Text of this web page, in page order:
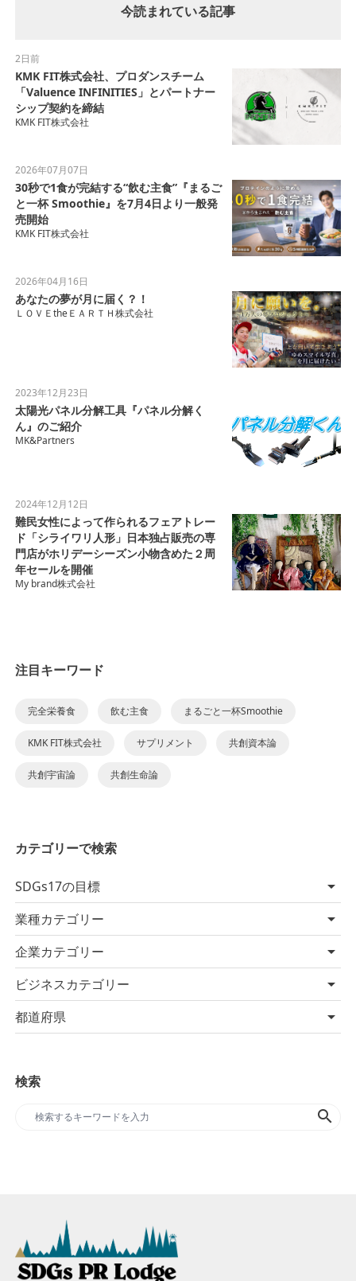
今読まれている記事
2日前
KMK FIT株式会社、プロダンスチーム
「Valuence INFINITIES」とパートナー
シップ契約を締結
KMK FIT株式会社
2026年07月07日
30秒で1食が完結する“飲む主食”『まるご
と一杯 Smoothie』を7月4日より一般発
売開始
KMK FIT株式会社
2026年04月16日
あなたの夢が月に届く？！
ＬＯＶＥtheＥＡＲＴＨ株式会社
2023年12月23日
太陽光パネル分解工具『パネル分解く
ん』のご紹介
MK&Partners
2024年12月12日
難民女性によって作られるフェアトレー
ド「シライワリ人形」日本独占販売の専
門店がホリデーシーズン小物含めた２周
年セールを開催
My brand株式会社
注目キーワード
完全栄養食 飲む主食 まるごと一杯Smoothie
KMK FIT株式会社 サプリメント 共創資本論
共創宇宙論 共創生命論
カテゴリーで検索
SDGs17の目標
業種カテゴリー
企業カテゴリー
ビジネスカテゴリー
都道府県
検索
search